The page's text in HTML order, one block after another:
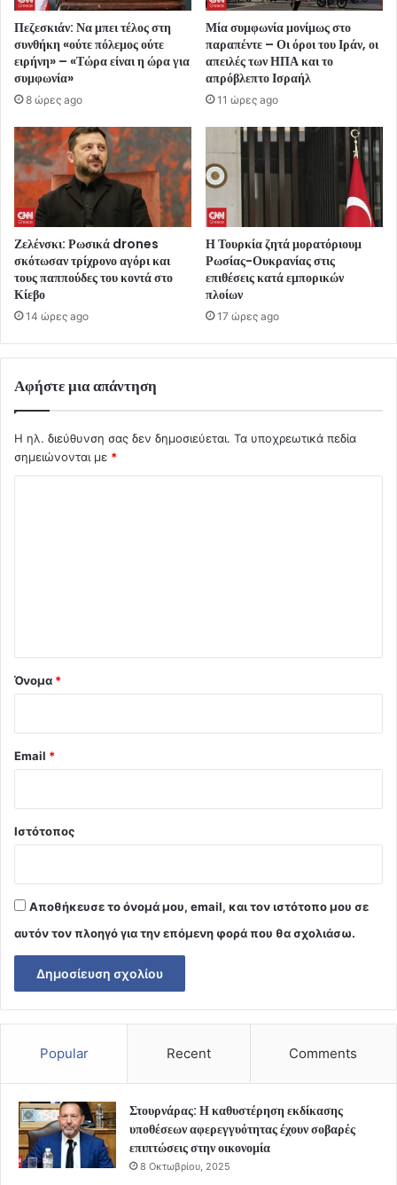
Πεζεσκιάν: Να μπει τέλος στη
συνθήκη «ούτε πόλεμος ούτε
ειρήνη» – «Τώρα είναι η ώρα για
συμφωνία»
8 ώρες ago
Μία συμφωνία μονίμως στο
παραπέντε – Οι όροι του Ιράν, οι
απειλές των ΗΠΑ και το
απρόβλεπτο Ισραήλ
11 ώρες ago
Ζελένσκι: Ρωσικά drones
σκότωσαν τρίχρονο αγόρι και
τους παππούδες του κοντά στο
Κίεβο
14 ώρες ago
Η Τουρκία ζητά μορατόριουμ
Ρωσίας-Ουκρανίας στις
επιθέσεις κατά εμπορικών
πλοίων
17 ώρες ago
Αφήστε μια απάντηση
Η ηλ. διεύθυνση σας δεν δημοσιεύεται. Τα υποχρεωτικά πεδία
σημειώνονται με *
Όνομα *
Email *
Ιστότοπος
Αποθήκευσε το όνομά μου, email, και τον ιστότοπο μου σε
αυτόν τον πλοηγό για την επόμενη φορά που θα σχολιάσω.
Popular Recent Comments
Στουρνάρας: Η καθυστέρηση εκδίκασης
υποθέσεων αφερεγγυότητας έχουν σοβαρές
επιπτώσεις στην οικονομία
8 Οκτωβρίου, 2025